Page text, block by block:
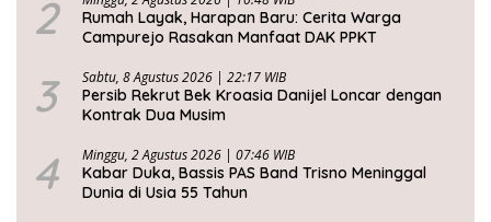
2
Rumah Layak, Harapan Baru: Cerita Warga
Campurejo Rasakan Manfaat DAK PPKT
3 Sabtu, 8 Agustus 2026 | 22:17 WIB
Persib Rekrut Bek Kroasia Danijel Loncar dengan
Kontrak Dua Musim
4 Minggu, 2 Agustus 2026 | 07:46 WIB
Kabar Duka, Bassis PAS Band Trisno Meninggal
Dunia di Usia 55 Tahun